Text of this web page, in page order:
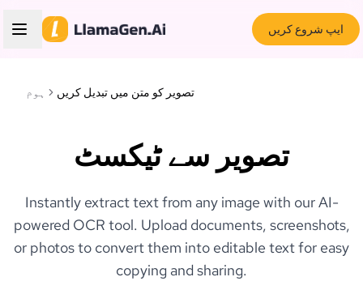
ایپ شروع کریں
ہوم تصویر کو متن میں تبدیل کریں
تصویر سے ٹیکسٹ
Instantly extract text from any image with our AI-
powered OCR tool. Upload documents, screenshots,
or photos to convert them into editable text for easy
copying and sharing.